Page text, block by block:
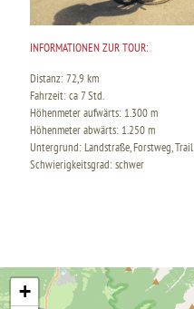
INFORMATIONEN ZUR TOUR:
Distanz: 72,9 km
Fahrzeit: ca 7 Std.
Höhenmeter aufwärts: 1.300 m
Höhenmeter abwärts: 1.250 m
Untergrund: Landstraße, Forstweg, Trail
Schwierigkeitsgrad: schwer
+